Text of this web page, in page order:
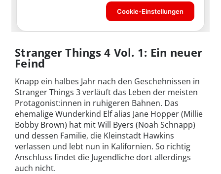
Stranger Things 4 Vol. 1: Ein neuer
Feind
Knapp ein halbes Jahr nach den Geschehnissen in
Stranger Things 3 verläuft das Leben der meisten
Protagonist:innen in ruhigeren Bahnen. Das
ehemalige Wunderkind Elf alias Jane Hopper (Millie
Bobby Brown) hat mit Will Byers (Noah Schnapp)
und dessen Familie, die Kleinstadt Hawkins
verlassen und lebt nun in Kalifornien. So richtig
Anschluss findet die Jugendliche dort allerdings
auch nicht.